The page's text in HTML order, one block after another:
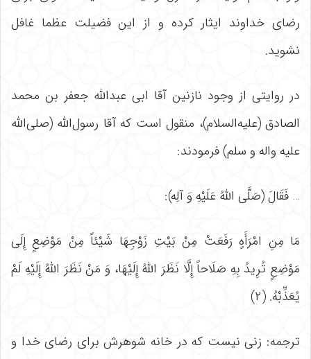
رضای خداوند ایثار کرده و از این فضیلت عظما غافل
نشوید.
در روایتی از وجود نازنین آقا ابی عبداللَّه جعفر بن محمد
الصادق (علیه‌السلام)، منقول است که آقا رسول‌الله (صلی‌الله
علیه واله و سلم) فرمودند:
… فَقَالَ (صَلَّى اللَّهُ عَلَیْهِ وَ آلِه):
مَا مِنِ‏ امْرَأَهٍ رَفَعَتْ‏ مِنْ بَیْتِ زَوْجِهَا شَیْئاً مِنْ مَوْضِعٍ إِلَى‏
مَوْضِعٍ‏ تُرِیدُ بِهِ صَلَاحاً إِلَّا نَظَرَ اللَّهُ إِلَیْهَا، وَ مَنْ نَظَرَ اللَّهُ‏ إِلَیْهِ‏ لَمْ
یُعَذِّبْهُ. (۲)
ترجمه: زنی نیست که در خانه شوهرش برای رضای خدا و